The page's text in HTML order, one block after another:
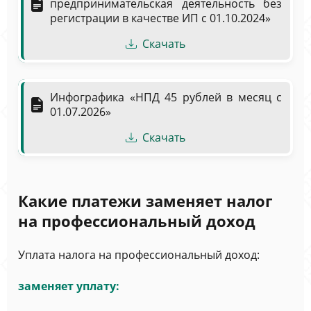
предпринимательская деятельность без
регистрации в качестве ИП с 01.10.2024»
Скачать
Инфографика «НПД 45 рублей в месяц с
01.07.2026»
Скачать
Какие платежи заменяет налог
на профессиональный доход
Уплата налога на профессиональный доход:
заменяет уплату: